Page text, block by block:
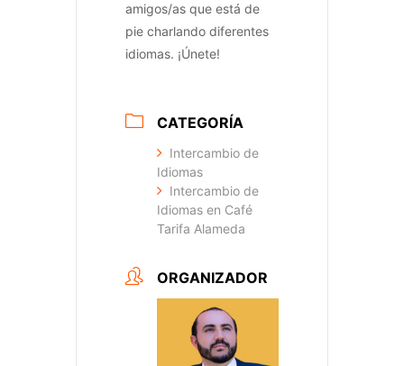
amigos/as que está de
pie charlando diferentes
idiomas. ¡Únete!
CATEGORÍA
Intercambio de
Idiomas
Intercambio de
Idiomas en Café
Tarifa Alameda
ORGANIZADOR